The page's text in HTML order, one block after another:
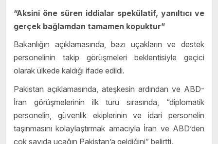
“Aksini öne süren iddialar spekülatif, yanıltıcı ve
gerçek bağlamdan tamamen kopuktur”
Bakanlığın açıklamasında, bazı uçakların ve destek
personelinin takip görüşmeleri beklentisiyle geçici
olarak ülkede kaldığı ifade edildi.
Pakistan açıklamasında, ateşkesin ardından ve ABD-
İran görüşmelerinin ilk turu sırasında, “diplomatik
personelin, güvenlik ekiplerinin ve idari personelin
taşınmasını kolaylaştırmak amacıyla İran ve ABD’den
çok sayıda uçağın Pakistan’a geldiğini” belirtti.